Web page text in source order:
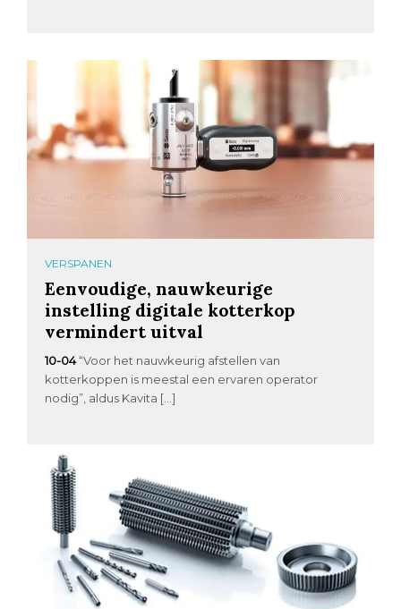
VERSPANEN
Eenvoudige, nauwkeurige
instelling digitale kotterkop
vermindert uitval
10-04“Voor het nauwkeurig afstellen van
kotterkoppen is meestal een ervaren operator
nodig”, aldus Kavita […]